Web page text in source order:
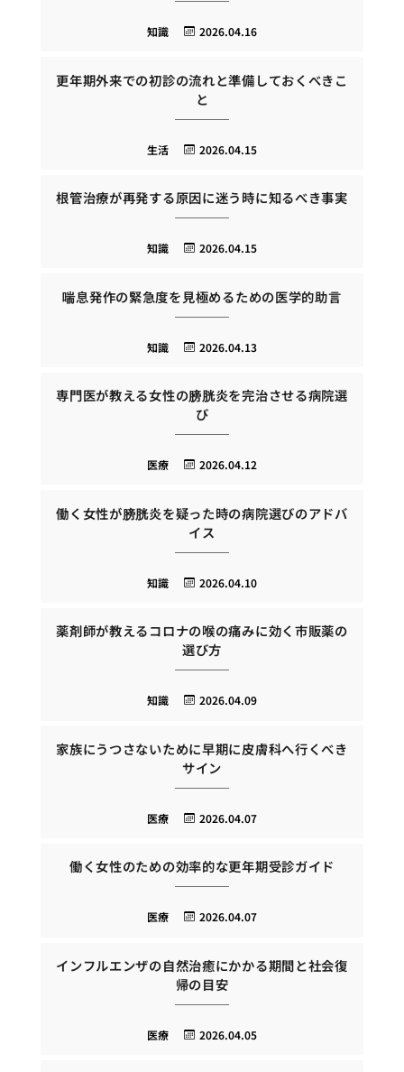
2026.04.16
知識
更年期外来での初診の流れと準備しておくべきこ
と
2026.04.15
生活
根管治療が再発する原因に迷う時に知るべき事実
2026.04.15
知識
喘息発作の緊急度を見極めるための医学的助言
2026.04.13
知識
専門医が教える女性の膀胱炎を完治させる病院選
び
2026.04.12
医療
働く女性が膀胱炎を疑った時の病院選びのアドバ
イス
2026.04.10
知識
薬剤師が教えるコロナの喉の痛みに効く市販薬の
選び方
2026.04.09
知識
家族にうつさないために早期に皮膚科へ行くべき
サイン
2026.04.07
医療
働く女性のための効率的な更年期受診ガイド
2026.04.07
医療
インフルエンザの自然治癒にかかる期間と社会復
帰の目安
2026.04.05
医療